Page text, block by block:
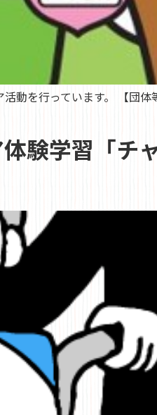
を行っています。 【団体
験学習「チ